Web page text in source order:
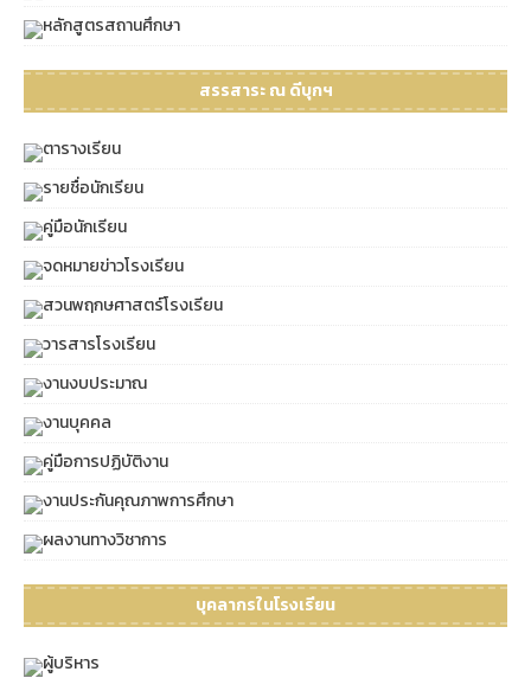
หลักสูตรสถานศึกษา
สรรสาระ ณ ดีบุกฯ
ตารางเรียน
รายชื่อนักเรียน
คู่มือนักเรียน
จดหมายข่าวโรงเรียน
สวนพฤกษศาสตร์โรงเรียน
วารสารโรงเรียน
งานงบประมาณ
งานบุคคล
คู่มือการปฏิบัติงาน
งานประกันคุณภาพการศึกษา
ผลงานทางวิชาการ
บุคลากรในโรงเรียน
ผู้บริหาร